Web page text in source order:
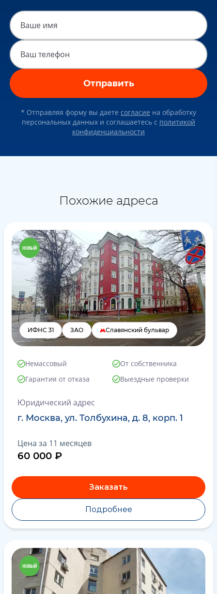
Отправить
* Отправляя форму вы даете согласие на обработку
персональных данных и соглашаетесь c политикой
конфиденциальности
Похожие адреса
ИФНС 31 ЗАО Славянский бульвар
Немассовый
От собственника
Гарантия от отказа
Выездные проверки
Юридический адрес
г. Москва, ул. Толбухина, д. 8, корп. 1
Цена за 11 месяцев
60 000 ₽
Заказать
Подробнее